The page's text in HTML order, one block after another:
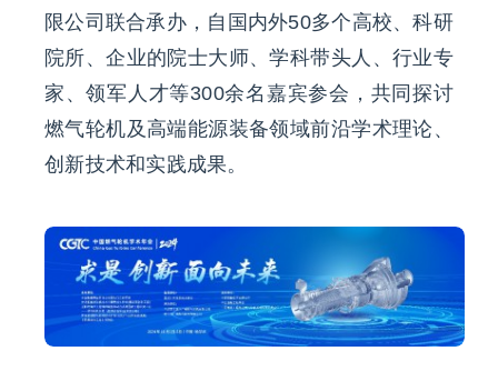
限公司联合承办，自国内外50多个高校、科研
院所、企业的院士大师、学科带头人、行业专
家、领军人才等300余名嘉宾参会，共同探讨
燃气轮机及高端能源装备领域前沿学术理论、
创新技术和实践成果。